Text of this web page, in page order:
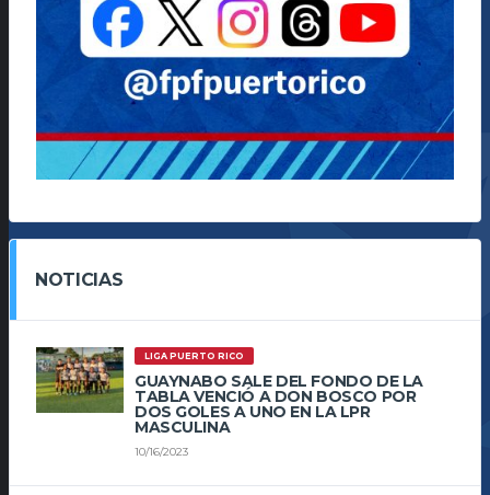
NOTICIAS
LIGA PUERTO RICO
GUAYNABO SALE DEL FONDO DE LA
TABLA VENCIÓ A DON BOSCO POR
DOS GOLES A UNO EN LA LPR
MASCULINA
10/16/2023